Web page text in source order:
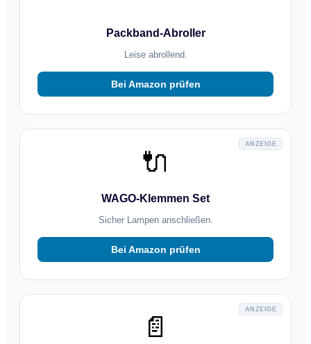
Packband-Abroller
Leise abrollend.
Bei Amazon prüfen
ANZEIGE
🔌
WAGO-Klemmen Set
Sicher Lampen anschließen.
Bei Amazon prüfen
ANZEIGE
📄